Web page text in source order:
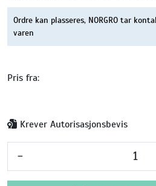
Ordre kan plasseres, NORGRO tar
varen
Pris fra:
Krever Autorisasjonsbevis
-